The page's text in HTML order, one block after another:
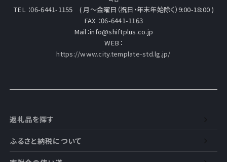
TEL ：06-6441-1155 ( 月～金曜日（祝日・年末年始除く）9:00-18:00 )
FAX ：06-6441-1163
Mail：info@shiftplus.co.jp
WEB：
https://www.city.template-std.lg.jp/
返礼品を探す
ふるさと納税について